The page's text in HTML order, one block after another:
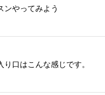
ンやってみよう
り口はこんな感じです。